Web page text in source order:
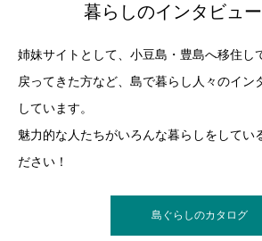
暮らしのインタビュ
姉妹サイトとして、小豆島・豊島へ移住し
戻ってきた方など、島で暮らし人々のイン
しています。
魅力的な人たちがいろんな暮らしをしてい
ださい！
島ぐらしのカタログ